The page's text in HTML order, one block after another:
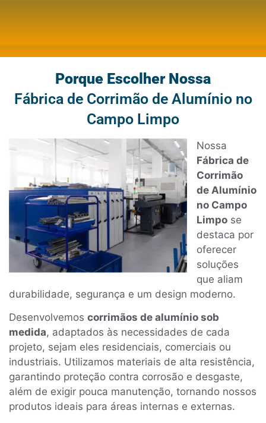
Porque Escolher Nossa
Fábrica de Corrimão de Alumínio no
Campo Limpo
Nossa
Fábrica de
Corrimão
de Alumínio
no Campo
Limpo se
destaca por
oferecer
soluções
que aliam
durabilidade, segurança e um design moderno.
Desenvolvemos corrimãos de alumínio sob
medida, adaptados às necessidades de cada
projeto, sejam eles residenciais, comerciais ou
industriais. Utilizamos materiais de alta resistência,
garantindo proteção contra corrosão e desgaste,
além de exigir pouca manutenção, tornando nossos
produtos ideais para áreas internas e externas.